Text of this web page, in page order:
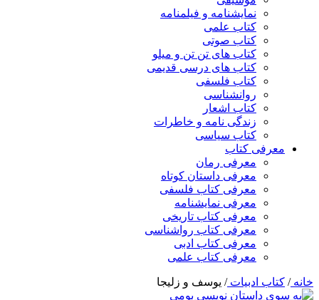
نمایشنامه و فیلمنامه
کتاب علمی
کتاب صوتی
کتاب های تن تن و میلو
کتاب های درسی قدیمی
کتاب فلسفی
روانشناسی
کتاب اشعار
زندگی نامه و خاطرات
کتاب سیاسی
معرفی کتاب
معرفی رمان
معرفی داستان کوتاه
معرفی کتاب فلسفی
معرفی نمایشنامه
معرفی کتاب تاریخی
معرفی کتاب رواشناسی
معرفی کتاب ادبی
معرفی کتاب علمی
خانه/ کتاب ادبیات/ یوسف و زلیجا